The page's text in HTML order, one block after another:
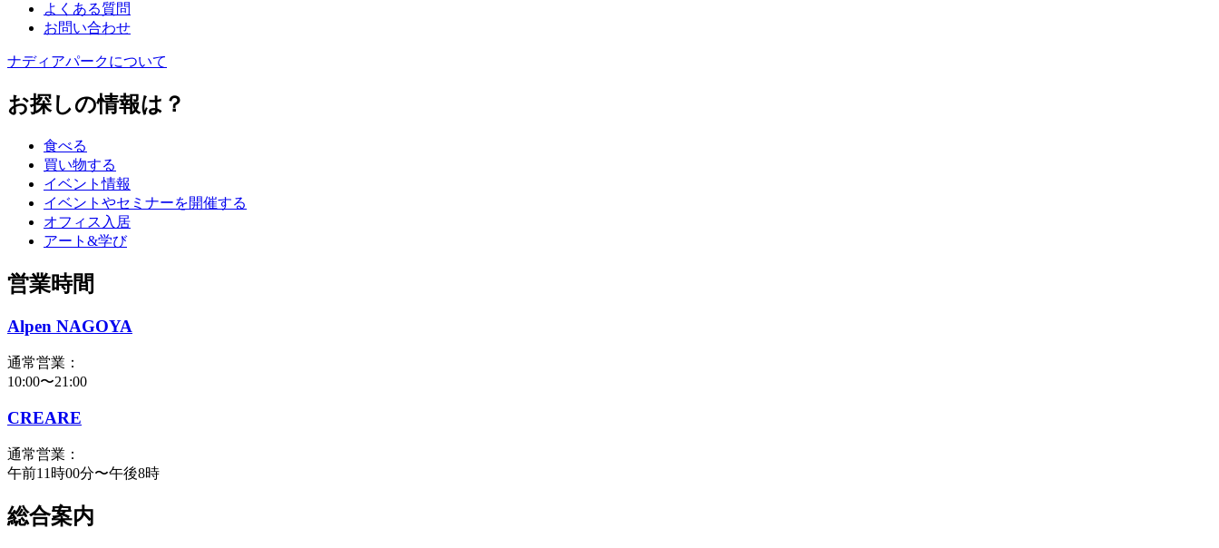
よくある質問
お問い合わせ
ナディアパークについて
お探しの情報は？
食べる
買い物する
イベント情報
イベントやセミナーを開催する
オフィス入居
アート&学び
営業時間
Alpen NAGOYA
通常営業：
10:00〜21:00
CREARE
通常営業：
午前11時00分〜午後8時
総合案内